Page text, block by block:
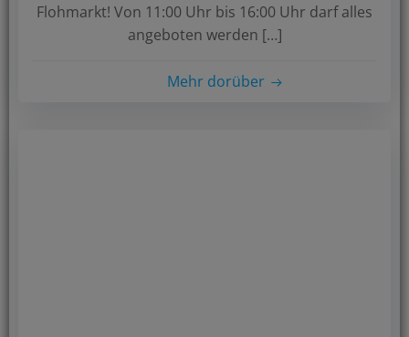
Flohmarkt! Von 11:00 Uhr bis 16:00 Uhr darf alles
angeboten werden […]
Mehr dorüber